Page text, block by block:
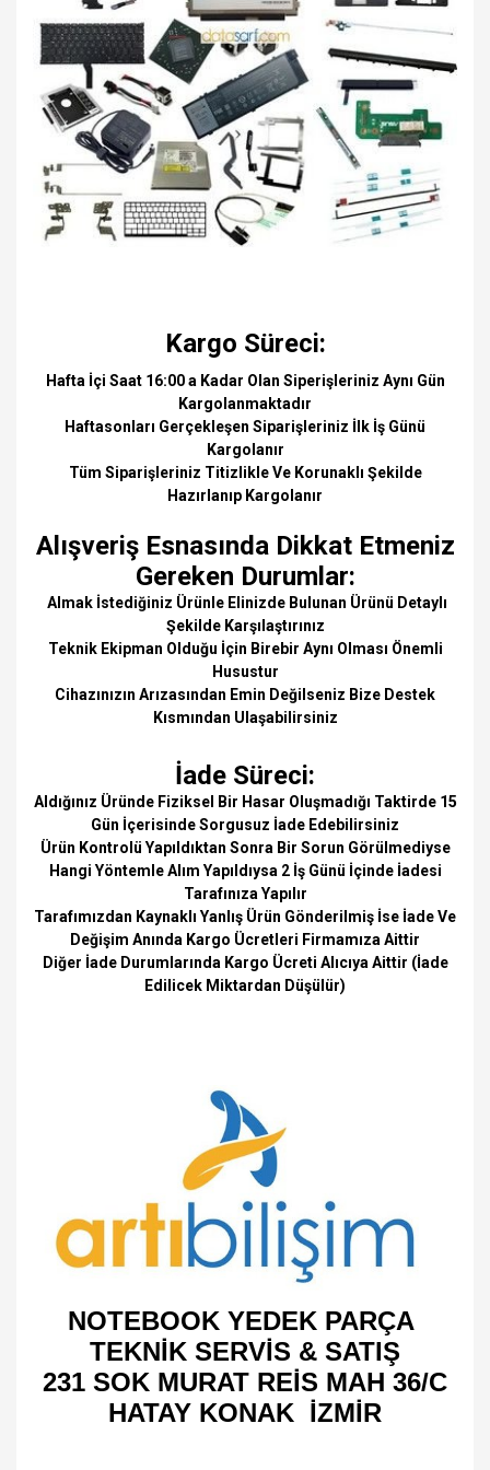
Kargo Süreci:
Hafta İçi Saat 16:00 a Kadar Olan Siperişleriniz Aynı Gün
Kargolanmaktadır
Haftasonları Gerçekleşen Siparişleriniz İlk İş Günü
Kargolanır
Tüm Siparişleriniz Titizlikle Ve Korunaklı Şekilde
Hazırlanıp Kargolanır
Alışveriş Esnasında Dikkat Etmeniz
Gereken Durumlar:
Almak İstediğiniz Ürünle Elinizde Bulunan Ürünü Detaylı
Şekilde Karşılaştırınız
Teknik Ekipman Olduğu İçin Birebir Aynı Olması Önemli
Husustur
Cihazınızın Arızasından Emin Değilseniz Bize Destek
Kısmından Ulaşabilirsiniz
İade Süreci:
Aldığınız Üründe Fiziksel Bir Hasar Oluşmadığı Taktirde 15
Gün İçerisinde Sorgusuz İade Edebilirsiniz
Ürün Kontrolü Yapıldıktan Sonra Bir Sorun Görülmediyse
Hangi Yöntemle Alım Yapıldıysa 2 İş Günü İçinde İadesi
Tarafınıza Yapılır
Tarafımızdan Kaynaklı Yanlış Ürün Gönderilmiş İse İade Ve
Değişim Anında Kargo Ücretleri Firmamıza Aittir
Diğer İade Durumlarında Kargo Ücreti Alıcıya Aittir (İade
Edilicek Miktardan Düşülür)
NOTEBOOK YEDEK PARÇA
TEKNİK SERVİS & SATIŞ
231 SOK MURAT REİS MAH 36/C
HATAY KONAK İZMİR